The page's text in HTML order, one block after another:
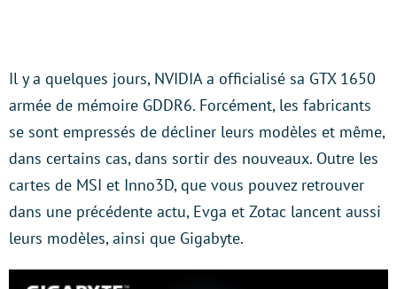
Il y a quelques jours, NVIDIA a officialisé sa GTX 1650
armée de mémoire GDDR6. Forcément, les fabricants
se sont empressés de décliner leurs modèles et même,
dans certains cas, dans sortir des nouveaux. Outre les
cartes de MSI et Inno3D, que vous pouvez retrouver
dans une précédente actu, Evga et Zotac lancent aussi
leurs modèles, ainsi que Gigabyte.